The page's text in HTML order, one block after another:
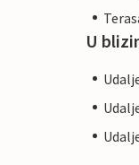
U